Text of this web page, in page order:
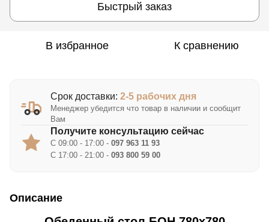
Быстрый заказ
В избранное К сравнению
Срок доставки: 2-5 рабочих дня
Менеджер убедится что товар в наличии и сообщит
Вам
Получите консультацию сейчас
С 09:00 - 17:00 - 097 963 11 93
С 17:00 - 21:00 - 093 800 59 00
Описание